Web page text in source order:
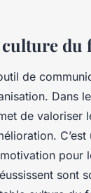
du
de
Dans
de valoriser
pour
sont